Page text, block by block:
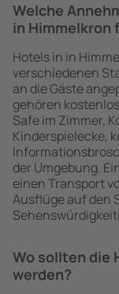
Welche
in Himmelkron
Hotels in in
verschiedenen
an die Gäste
gehören
Safe im Zimmer,
Kinderspielecke,
der Umgebung.
einen Transport
Ausflüge auf den
Wo sollten die
werden?